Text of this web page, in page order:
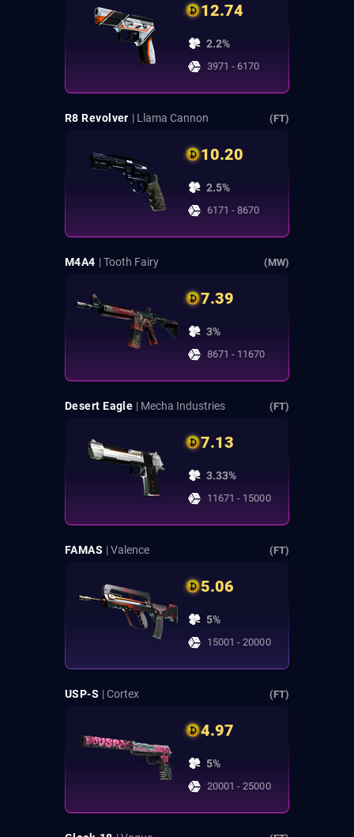
12.74
2.2%
3971 - 6170
R8 Revolver | Llama Cannon (FT)
10.20
2.5%
6171 - 8670
M4A4 | Tooth Fairy (MW)
7.39
3%
8671 - 11670
Desert Eagle | Mecha Industries (FT)
7.13
3.33%
11671 - 15000
FAMAS | Valence (FT)
5.06
5%
15001 - 20000
USP-S | Cortex (FT)
4.97
5%
20001 - 25000